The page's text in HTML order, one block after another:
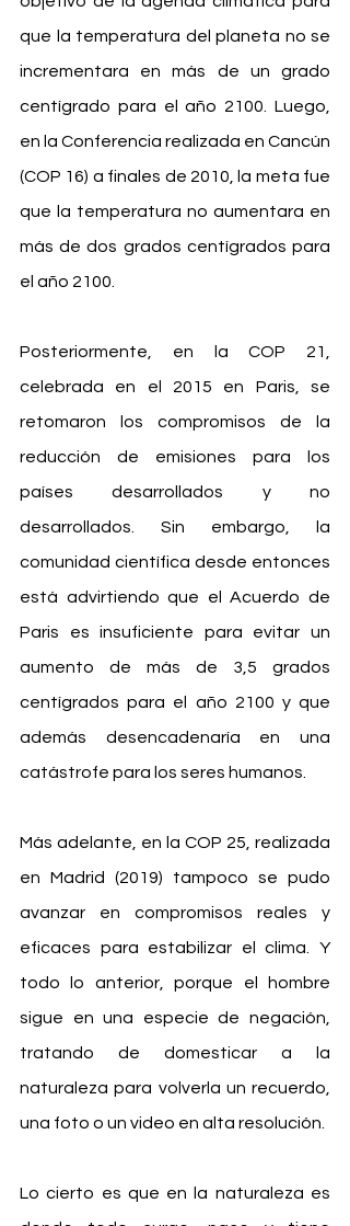
que la temperatura del planeta no se
incrementara en más de un grado
centígrado para el año 2100. Luego,
en la Conferencia realizada en Cancún
(COP 16) a finales de 2010, la meta fue
que la temperatura no aumentara en
más de dos grados centígrados para
el año 2100.
Posteriormente, en la COP 21,
celebrada en el 2015 en Paris, se
retomaron los compromisos de la
reducción de emisiones para los
países desarrollados y no
desarrollados. Sin embargo, la
comunidad científica desde entonces
está advirtiendo que el Acuerdo de
Paris es insuficiente para evitar un
aumento de más de 3,5 grados
centígrados para el año 2100 y que
además desencadenaría en una
catástrofe para los seres humanos.
Más adelante, en la COP 25, realizada
en Madrid (2019) tampoco se pudo
avanzar en compromisos reales y
eficaces para estabilizar el clima. Y
todo lo anterior, porque el hombre
sigue en una especie de negación,
tratando de domesticar a la
naturaleza para volverla un recuerdo,
una foto o un video en alta resolución.
Lo cierto es que en la naturaleza es